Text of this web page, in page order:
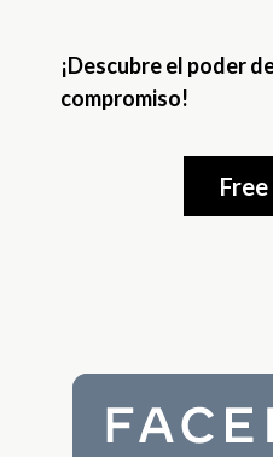
¡Descubre el poder
compromiso!